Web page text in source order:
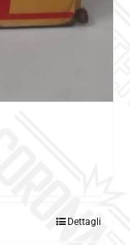
Dettagli